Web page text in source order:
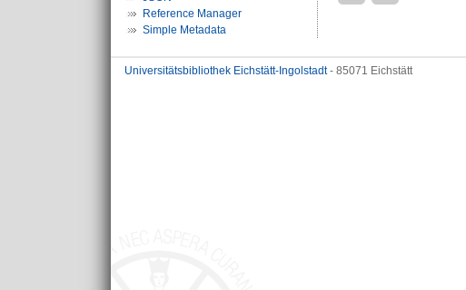
Reference Manager
Simple Metadata
Universitätsbibliothek Eichstätt-Ingolstadt- 85071 Eichstätt